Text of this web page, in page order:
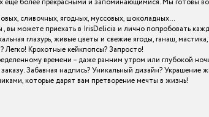
более прекрасными и запоминающимися. Мы готовы
сливочных, ягодных, муссовых, шоколадных…
, вы можете приехать в IrisDelicia и лично попробовать
глазурь, живые цветы и свежие ягоды, ганаш,
Крохотные кейкпопсы? Запросто!
времени – даже ранним утром или глубокой
Забавная надпись? Уникальный дизайн?
которые дарят вам претворение мечты в жизнь!